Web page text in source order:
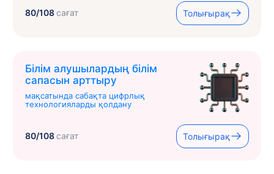
80/108сағат Толығырақ
Білім алушылардың білім
сапасын арттыру
мақсатында сабақта цифрлық
технологияларды қолдану
80/108сағат Толығырақ